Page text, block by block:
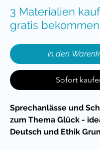
3 Materialien
gratis
in den
Sofort
Sprechanlässe und
zum Thema Glück -
Deutsch und Ethik